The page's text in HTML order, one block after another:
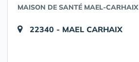
MAISON DE SANTÉ MAEL-CARHAIX
22340 - MAEL CARHAIX